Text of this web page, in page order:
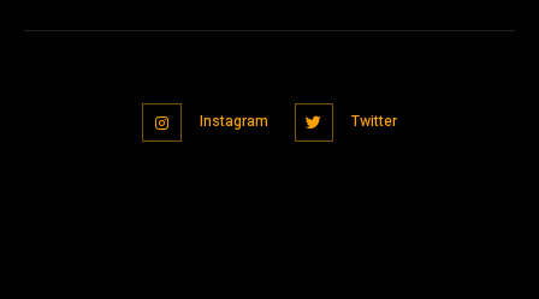
Instagram Twitter